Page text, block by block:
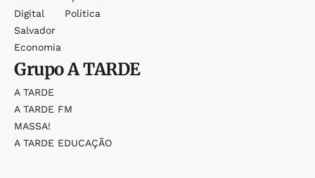
Digital
Salvador
Economia
Política
GrupoA TARDE
A TARDE
A TARDE FM
MASSA!
A TARDE EDUCAÇÃO